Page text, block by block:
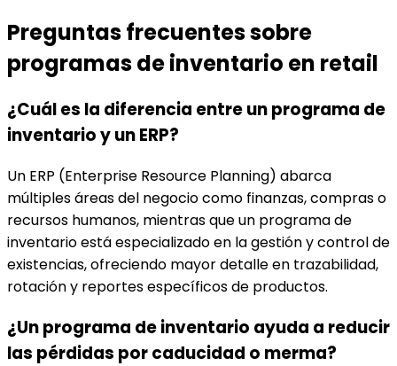
Preguntas frecuentes sobre
programas de inventario en retail
¿Cuál es la diferencia entre un programa de
inventario y un ERP?
Un ERP (Enterprise Resource Planning) abarca
múltiples áreas del negocio como finanzas, compras o
recursos humanos, mientras que un programa de
inventario está especializado en la gestión y control de
existencias, ofreciendo mayor detalle en trazabilidad,
rotación y reportes específicos de productos.
¿Un programa de inventario ayuda a reducir
las pérdidas por caducidad o merma?